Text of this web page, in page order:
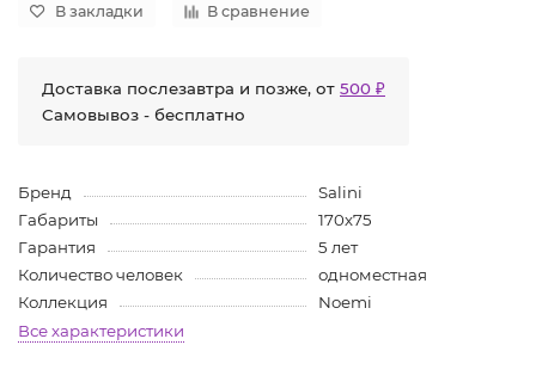
В закладки В сравнение
Доставка послезавтра и позже, от 500 ₽
Самовывоз - бесплатно
Бренд
Salini
Габариты
170х75
Гарантия
5 лет
Количество человек
одноместная
Коллекция
Noemi
Все характеристики